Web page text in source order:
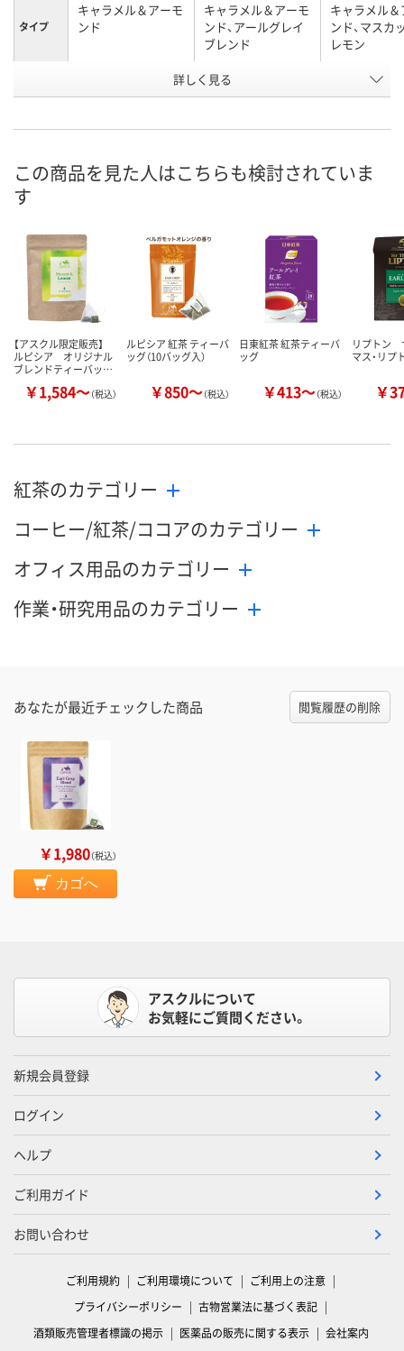
タイプ
キャラメル＆アーモ
ンド
キャラメル＆アーモ
ンド、アールグレイ
ブレンド
キャラメル
ンド、マスカ
レモン
NN43728 NN43727
8月9日（日）
カゴへ カゴへ カ
詳しく見る
この商品を見た人はこちらも検討されていま
す
【アスクル限定販売】
ルピシア オリジナル
ブレンドティーバッ…
￥1,584～（税込）
ルピシア 紅茶 ティーバ
ッグ（10バッグ入）
￥850～（税込）
日東紅茶 紅茶ティーバ
ッグ
￥413～（税込）
リプトン
マス・リプ
￥
紅茶のカテゴリー
コーヒー/紅茶/ココアのカテゴリー
オフィス用品のカテゴリー
作業・研究用品のカテゴリー
あなたが最近チェックした商品 閲覧履歴の削除
￥1,980（税込）
カゴへ
アスクルについて
お気軽にご質問ください。
新規会員登録
ログイン
ヘルプ
ご利用ガイド
お問い合わせ
ご利用規約 ご利用環境について
ご利用上の注意
プライバシーポリシー
古物営業法に基づく表記
酒類販売管理者標識の掲示
医薬品の販売に関する表示 会社案内